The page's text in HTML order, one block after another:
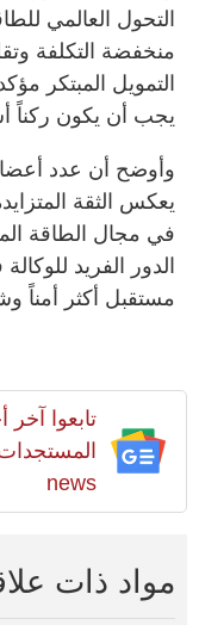
التحول العالمي
منخفضة التكلفة
التمويل المبتكر
يجب أن يكون ركناً
يعكس الثقة
في مجال الطاقة
الدور الفريد
مستقبل أكثر أمناً
تابعوا آخر
news
مواد ذات